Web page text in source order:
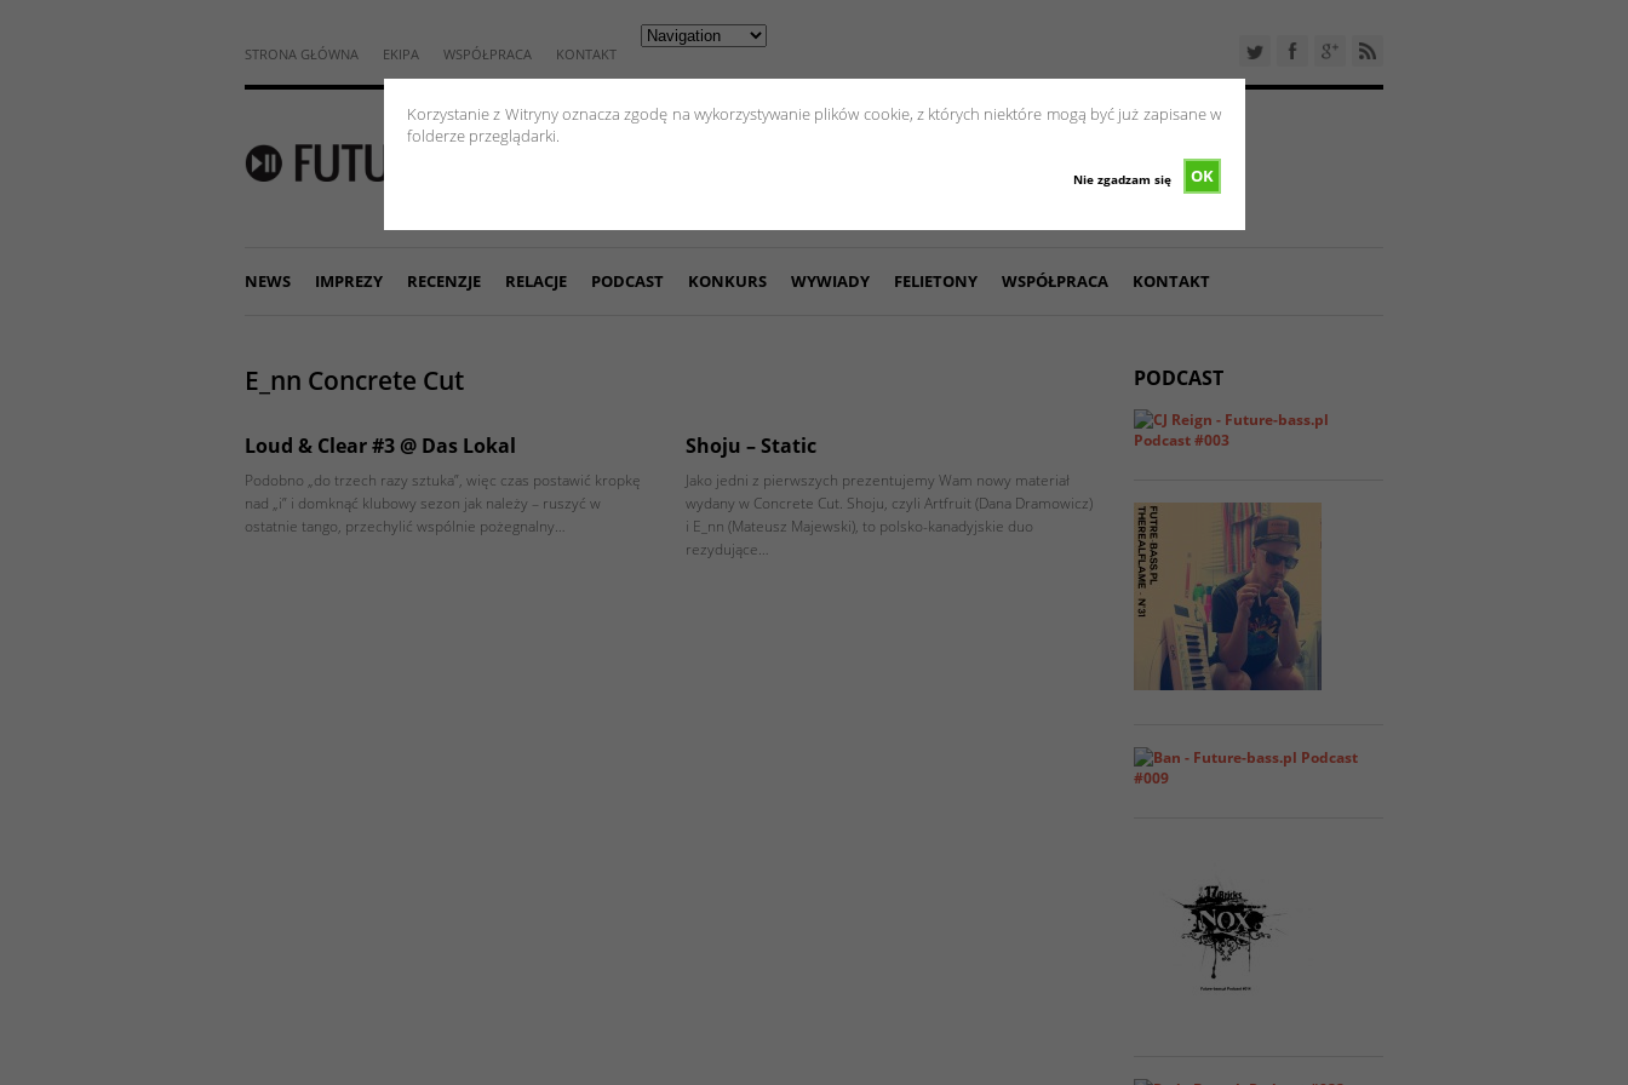
Korzystanie z Witryny oznacza zgodę na wykorzystywanie plików cookie, z których niektóre mogą być już zapisane w
folderze przeglądarki.
OK
Nie zgadzam się
STRONA GŁÓWNA EKIPA WSPÓŁPRACA KONTAKT
NEWS IMPREZY RECENZJE RELACJE PODCAST KONKURS WYWIADY FELIETONY WSPÓŁPRACA KONTAKT
E_nn Concrete Cut
Loud & Clear #3 @ Das Lokal
Podobno „do trzech razy sztuka”, więc czas postawić kropkę
nad „i” i domknąć klubowy sezon jak należy – ruszyć w
ostatnie tango, przechylić wspólnie pożegnalny…
Shoju – Static
Jako jedni z pierwszych prezentujemy Wam nowy materiał
wydany w Concrete Cut. Shoju, czyli Artfruit (Dana Dramowicz)
i E_nn (Mateusz Majewski), to polsko-kanadyjskie duo
rezydujące…
PODCAST